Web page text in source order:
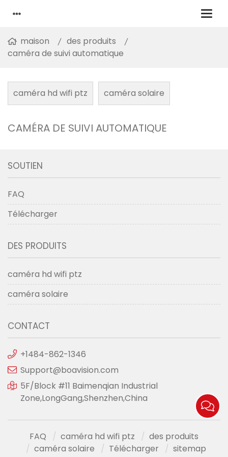
maison
des produits
caméra de suivi automatique
caméra hd wifi ptz caméra solaire
CAMÉRA DE SUIVI AUTOMATIQUE
SOUTIEN
FAQ
Télécharger
DES PRODUITS
caméra hd wifi ptz
caméra solaire
CONTACT
+1484-862-1346
Support@boavision.com
5F/Block #11 Baimenqian Industrial
Zone,LongGang,Shenzhen,China
FAQ caméra hd wifi ptz
des produits
caméra solaire
Télécharger sitemap